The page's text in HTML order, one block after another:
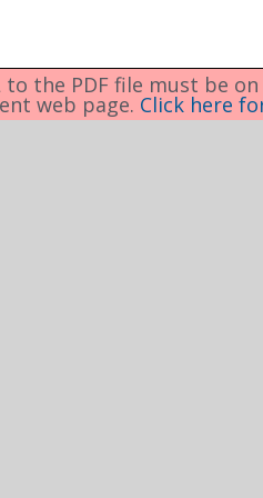
the PDF file must be
web page. Click here